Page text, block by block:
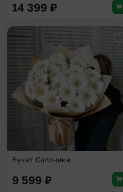
14 399 ₽
Букет Салоники
9 599 ₽